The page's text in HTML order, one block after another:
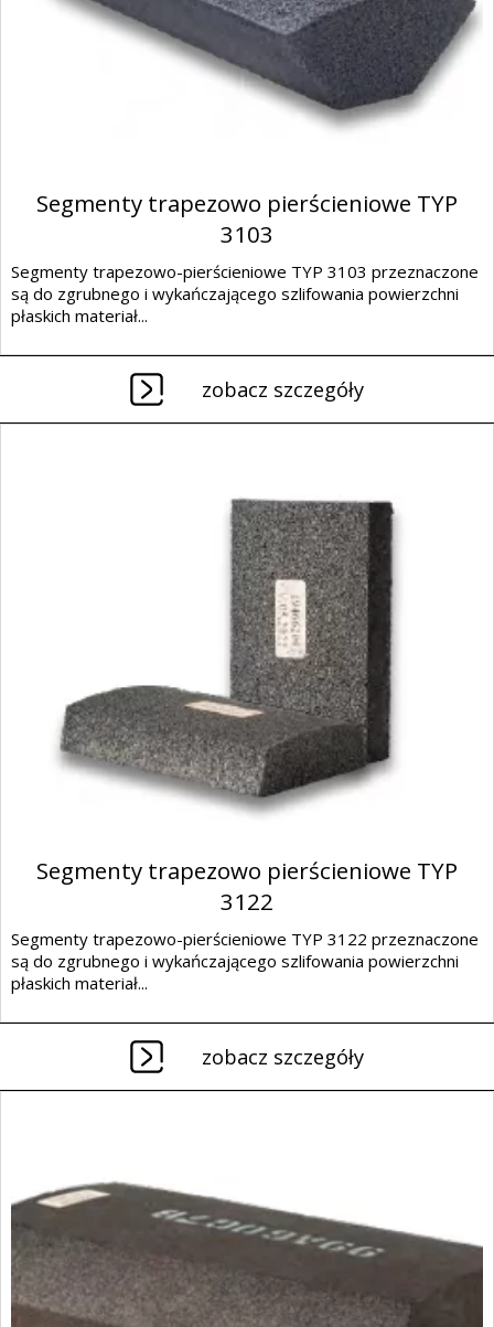
Segmenty trapezowo pierścieniowe TYP
3103
Segmenty trapezowo-pierścieniowe TYP 3103 przeznaczone
są do zgrubnego i wykańczającego szlifowania powierzchni
płaskich materiał...
zobacz szczegóły
Segmenty trapezowo pierścieniowe TYP
3122
Segmenty trapezowo-pierścieniowe TYP 3122 przeznaczone
są do zgrubnego i wykańczającego szlifowania powierzchni
płaskich materiał...
zobacz szczegóły